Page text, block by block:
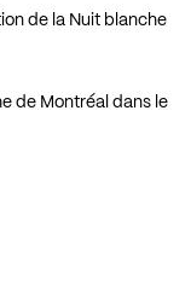
de la Nuit blanche
de Montréal dans le